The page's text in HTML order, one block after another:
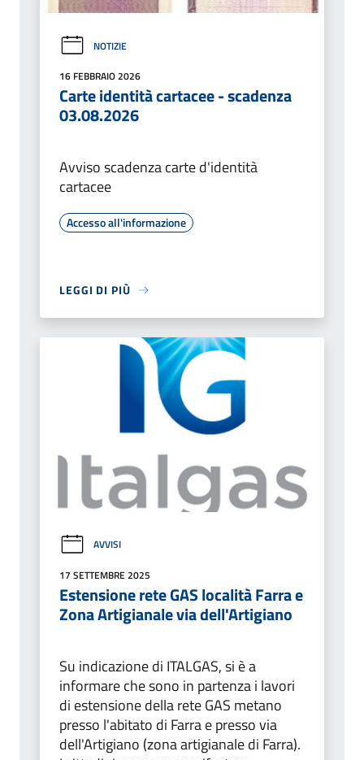
NOTIZIE
16 FEBBRAIO 2026
Carte identità cartacee - scadenza
03.08.2026
Avviso scadenza carte d'identità
cartacee
Accesso all'informazione
LEGGI DI PIÙ
AVVISI
17 SETTEMBRE 2025
Estensione rete GAS località Farra e
Zona Artigianale via dell'Artigiano
Su indicazione di ITALGAS, si è a
informare che sono in partenza i lavori
di estensione della rete GAS metano
presso l'abitato di Farra e presso via
dell'Artigiano (zona artigianale di Farra).